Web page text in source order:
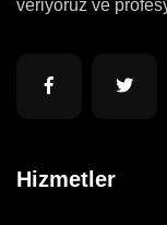
veriyoruz ve
Hizmetler